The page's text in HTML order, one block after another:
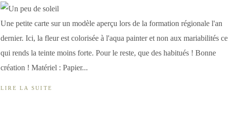
Une petite carte sur un modèle aperçu lors de la formation régionale l'an
dernier. Ici, la fleur est colorisée à l'aqua painter et non aux mariabilités ce
qui rends la teinte moins forte. Pour le reste, que des habitués ! Bonne
création ! Matériel : Papier...
LIRE LA SUITE